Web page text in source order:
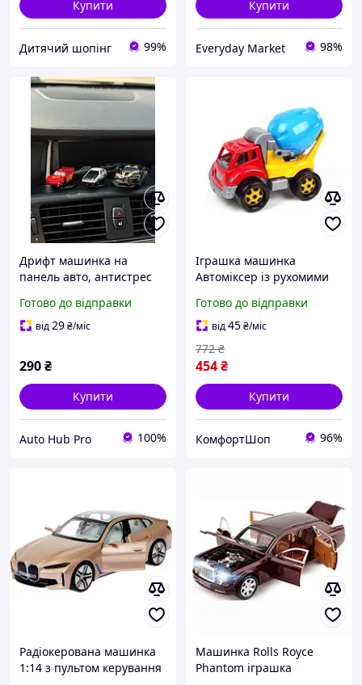
Купити
Дитячий шопінг 99%
Купити
Everyday Market 98%
Дрифт машинка на
панель авто, антистрес
Готово до відправки
від29₴/міс
290₴
Купити
Auto Hub Pro 100%
Іграшка машинка
Автоміксер із рухомими
будівництва 36.5 х 24.5 х
21.5 см ТехноК FK-13457
Готово до відправки
від45₴/міс
454₴
772 ₴
Купити
КомфортШоп 96%
Радіокерована машинка
1:14 з пультом керування
Машинка Rolls Royce
Phantom іграшка